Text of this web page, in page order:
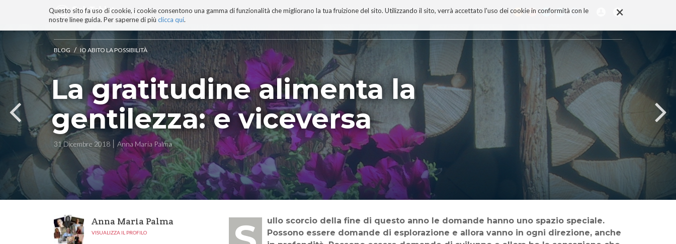
×
Questo sito fa uso di cookie, i cookie consentono una gamma di funzionalità che migliorano la tua fruizione del sito. Utilizzando il sito, verrà accettato l'uso dei cookie in conformità con le
nostre linee guida. Per saperne di più clicca qui.
BLOG TECNOCONSAPEVOLEZZA TECNOBIBLIOGRAFIA I MIEI LIBRI PROGETTO
ai
contenuti.
|
Salta
alla
navigazione
BLOG / IO ABITO LA POSSIBILITÀ
La gratitudine alimenta la
gentilezza: e viceversa
31 Dicembre 2018 Anna Maria Palma
Anna Maria Palma
VISUALIZZA IL PROFILO
Possono essere domande di esplorazione e allora vanno in ogni direzione, anche